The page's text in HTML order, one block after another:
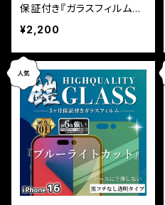
保証付き『ガラスフィルム
鎧』平面フルカバー
¥2,200